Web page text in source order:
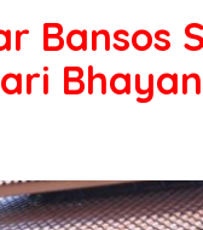
Bansos